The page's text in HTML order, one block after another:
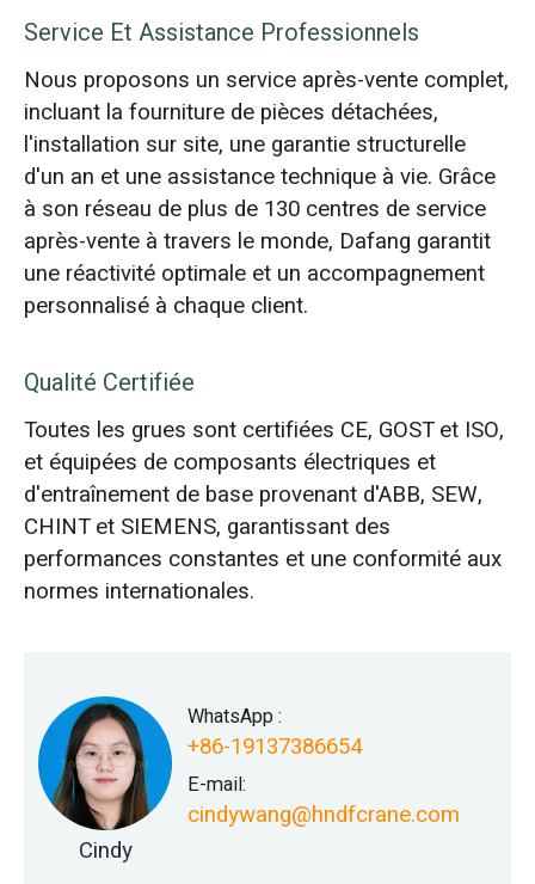
Service Et Assistance Professionnels
Nous proposons un service après-vente complet,
incluant la fourniture de pièces détachées,
l'installation sur site, une garantie structurelle
d'un an et une assistance technique à vie. Grâce
à son réseau de plus de 130 centres de service
après-vente à travers le monde, Dafang garantit
une réactivité optimale et un accompagnement
personnalisé à chaque client.
Qualité Certifiée
Toutes les grues sont certifiées CE, GOST et ISO,
et équipées de composants électriques et
d'entraînement de base provenant d'ABB, SEW,
CHINT et SIEMENS, garantissant des
performances constantes et une conformité aux
normes internationales.
Cindy
WhatsApp :
+86-19137386654
E-mail:
cindywang@hndfcrane.com